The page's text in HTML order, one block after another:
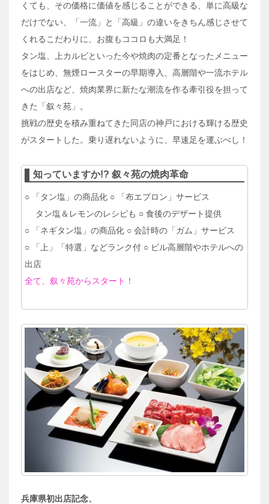
くても、その価格に価値を感じることができる、単に高級な
だけでない、「一流」と「高級」の違いをきちん感じさせて
くれるこだわりに、お腹もココロも大満足！
タン塩、上カルビといった今や焼肉の定番となったメニュー
をはじめ、無煙ロースターの早期導入、高層階や一流ホテル
への出店など、焼肉業界に新たな潮流を作る牽引役を担って
きた「叙々苑」。
挑戦の歴史を積み重ねてきた同店の神戸における輝ける歴史
がスタートした。乗り遅れないように、早速足を運ぶべし！
知っていますか!? 叙々苑の焼肉革命
○ 「タン塩」の商品化 ○ 「布エプロン」サービス
タン塩＆レモンのレシピも ○ 食後のデザート提供
○ 「ネギタン塩」の商品化 ○ 会計時の「ガム」サービス
○ 「上」「特選」などランク付 ○ ビル高層階やホテルへの
出店
全て、叙々苑からスタート！
兵庫県初出店記念、